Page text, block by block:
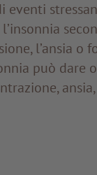
l’ansia o
può